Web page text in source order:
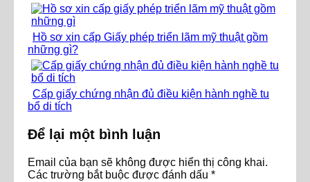
Hồ sơ xin cấp Giấy phép triển lãm mỹ thuật gồm
những gì?
Cấp giấy chứng nhận đủ điều kiện hành nghề tu
bổ di tích
Để lại một bình luận
Email của bạn sẽ không được hiển thị công khai.
Các trường bắt buộc được đánh dấu *